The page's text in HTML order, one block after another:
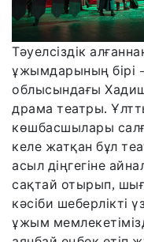
Тәуелсіздік
ұжымдарының бірі
облысындағы
драма театры.
көшбасшылары
келе жатқан бұл
асыл діңгегіне
сақтай отырып,
кәсіби шеберлікті
ұжым